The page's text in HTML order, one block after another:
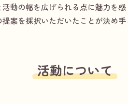
動の幅を広げられる点に魅力を
案を採択いただいたことが決め手
活動について